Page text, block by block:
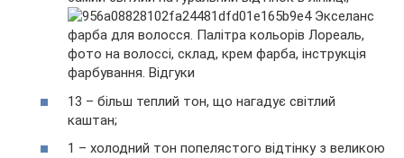
13 – більш теплий тон, що нагадує світлий
каштан;
1 – холодний тон попелястого відтінку з великою